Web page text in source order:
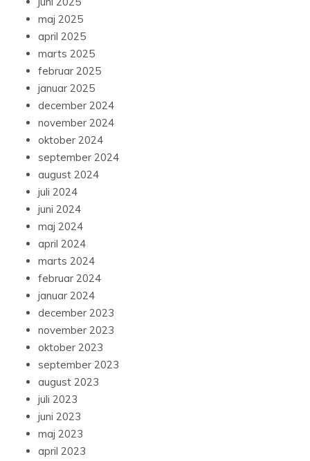
maj 2025
april 2025
marts 2025
februar 2025
januar 2025
december 2024
november 2024
oktober 2024
september 2024
august 2024
juli 2024
juni 2024
maj 2024
april 2024
marts 2024
februar 2024
januar 2024
december 2023
november 2023
oktober 2023
september 2023
august 2023
juli 2023
juni 2023
maj 2023
april 2023